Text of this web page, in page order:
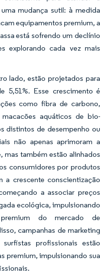
mudança sutil: à medida
equipamentos premium, a
está sofrendo um declínio
explorando cada vez mais
lado, estão projetados para
5,51%. Esse crescimento é
como fibra de carbono,
aquáticos de bio-
distintos de desempenho ou
não apenas aprimoram a
mas também estão alinhados
consumidores por produtos
a crescente conscientização
a associar preços
ecológica, impulsionando
do mercado de
campanhas de marketing
profissionais estão
premium, impulsionando sua